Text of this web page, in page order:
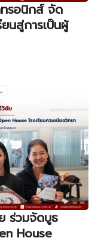
ทรอนิกส์ จัด
นสู่การเป็นผู้
ร่วมจัดบูธ
House